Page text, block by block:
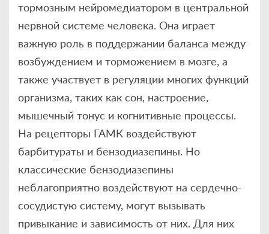
тормозным нейромедиатором в центральной
нервной системе человека. Она играет
важную роль в поддержании баланса между
возбуждением и торможением в мозге, а
также участвует в регуляции многих функций
организма, таких как сон, настроение,
мышечный тонус и когнитивные процессы.
На рецепторы ГАМК воздействуют
барбитураты и бензодиазепины. Но
классические бензодиазепины
неблагоприятно воздействуют на сердечно-
сосудистую систему, могут вызывать
привыкание и зависимость от них. Для них